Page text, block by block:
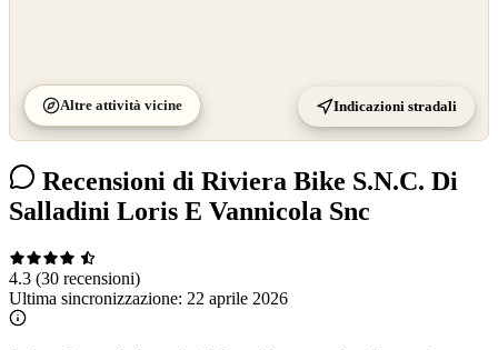
Altre attività vicine Indicazioni stradali
Recensioni di Riviera Bike S.N.C. Di
Salladini Loris E Vannicola Snc
4.3 (30 recensioni)
Ultima sincronizzazione: 22 aprile 2026